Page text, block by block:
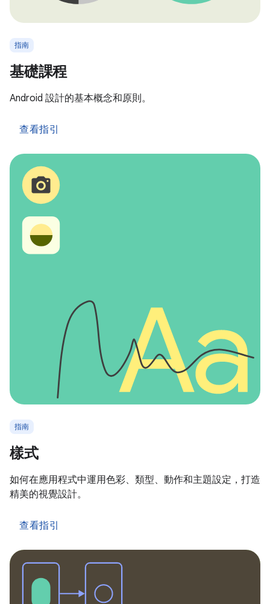
指南
基礎課程
Android 設計的基本概念和原則。
查看指引
指南
樣式
如何在應用程式中運用色彩、類型、動作和主題設定，打造
精美的視覺設計。
查看指引